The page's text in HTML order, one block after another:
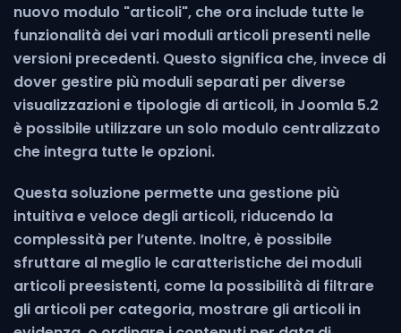
nuovo modulo "articoli", che ora include tutte le
funzionalità dei vari moduli articoli presenti nelle
versioni precedenti. Questo significa che, invece di
dover gestire più moduli separati per diverse
visualizzazioni e tipologie di articoli, in Joomla 5.2
è possibile utilizzare un solo modulo centralizzato
che integra tutte le opzioni.
Questa soluzione permette una gestione più
intuitiva e veloce degli articoli, riducendo la
complessità per l’utente. Inoltre, è possibile
sfruttare al meglio le caratteristiche dei moduli
articoli preesistenti, come la possibilità di filtrare
gli articoli per categoria, mostrare gli articoli in